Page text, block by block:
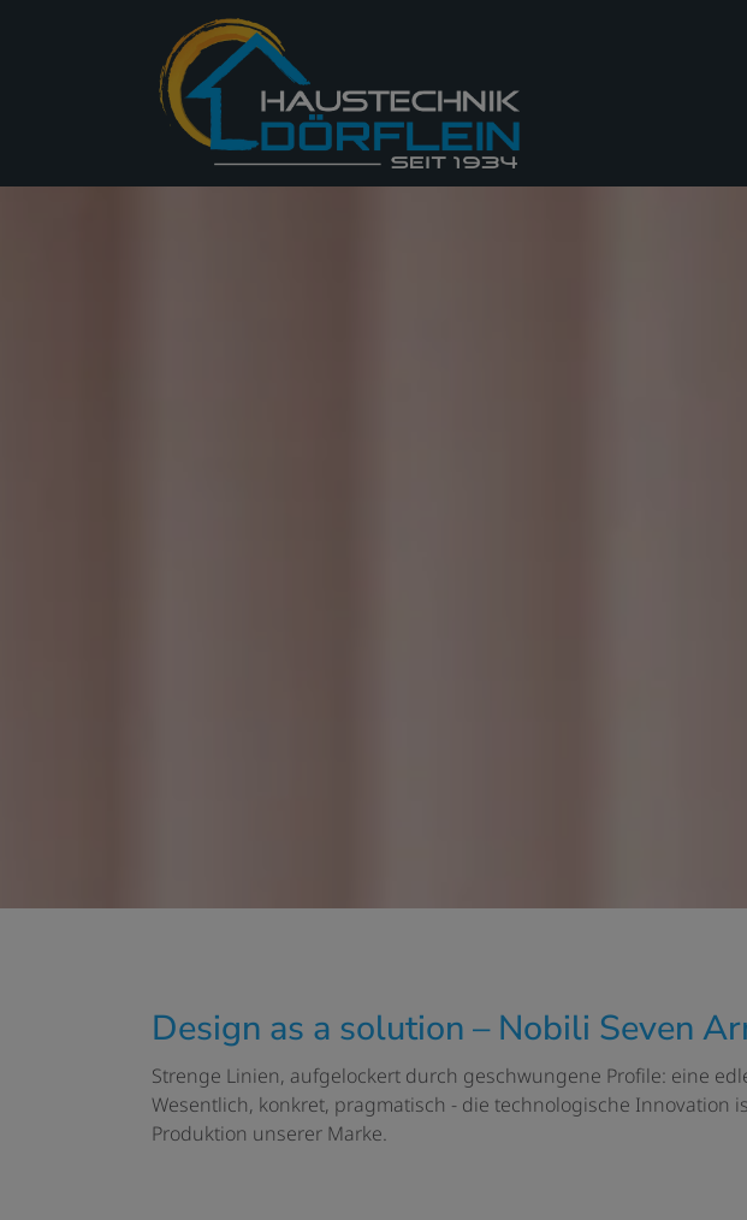
Design as a solution – Nobili Seven
Strenge Linien, aufgelockert durch geschwungene Profile: eine
Wesentlich, konkret, pragmatisch - die technologische
Produktion unserer Marke.